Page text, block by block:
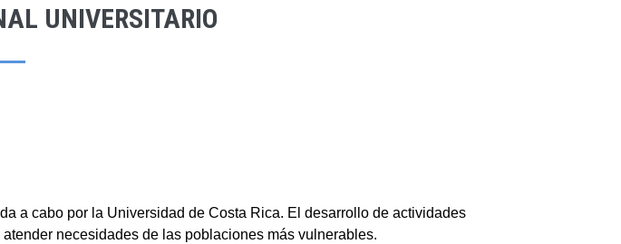
UNIVERSITARIO
a cabo por la Universidad de Costa Rica. El desarrollo de actividades
necesidades de las poblaciones más vulnerables.